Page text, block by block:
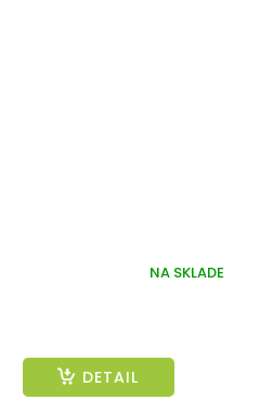
NA SKLADE
DETAIL